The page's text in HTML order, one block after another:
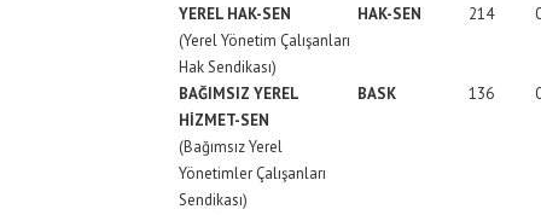
YEREL HAK-SEN
HAK-SEN 214
(Yerel Yönetim Çalışanları
Hak Sendikası)
BAĞIMSIZ YEREL
HİZMET-SEN
BASK 136
(Bağımsız Yerel
Yönetimler Çalışanları
Sendikası)